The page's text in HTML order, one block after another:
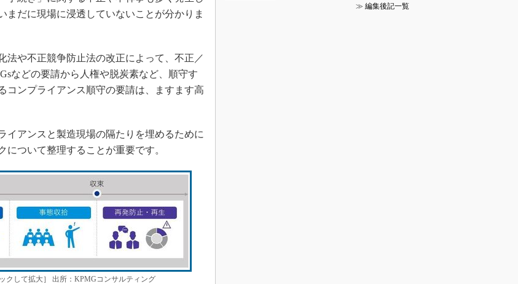
まだに現場に浸透していないことが分かりま
や不正競争防止法の改正によって、不正／
などの要請から人権や脱炭素など、順守す
コンプライアンス順守の要請は、ますます高
アンスと製造現場の隔たりを埋めるために
ついて整理することが重要です。
クして拡大］ 出所：KPMGコンサルティング
≫ 編集後記一覧